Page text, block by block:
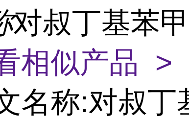
对叔丁基苯
相似产品 >
名称:对叔丁